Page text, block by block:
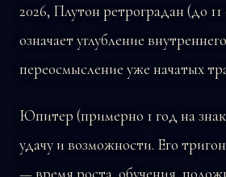
2026, Плутон ретроградан (до
означает углубление
переосмысление уже начатых
Юпитер (примерно 1 год на
удачу и возможности. Его